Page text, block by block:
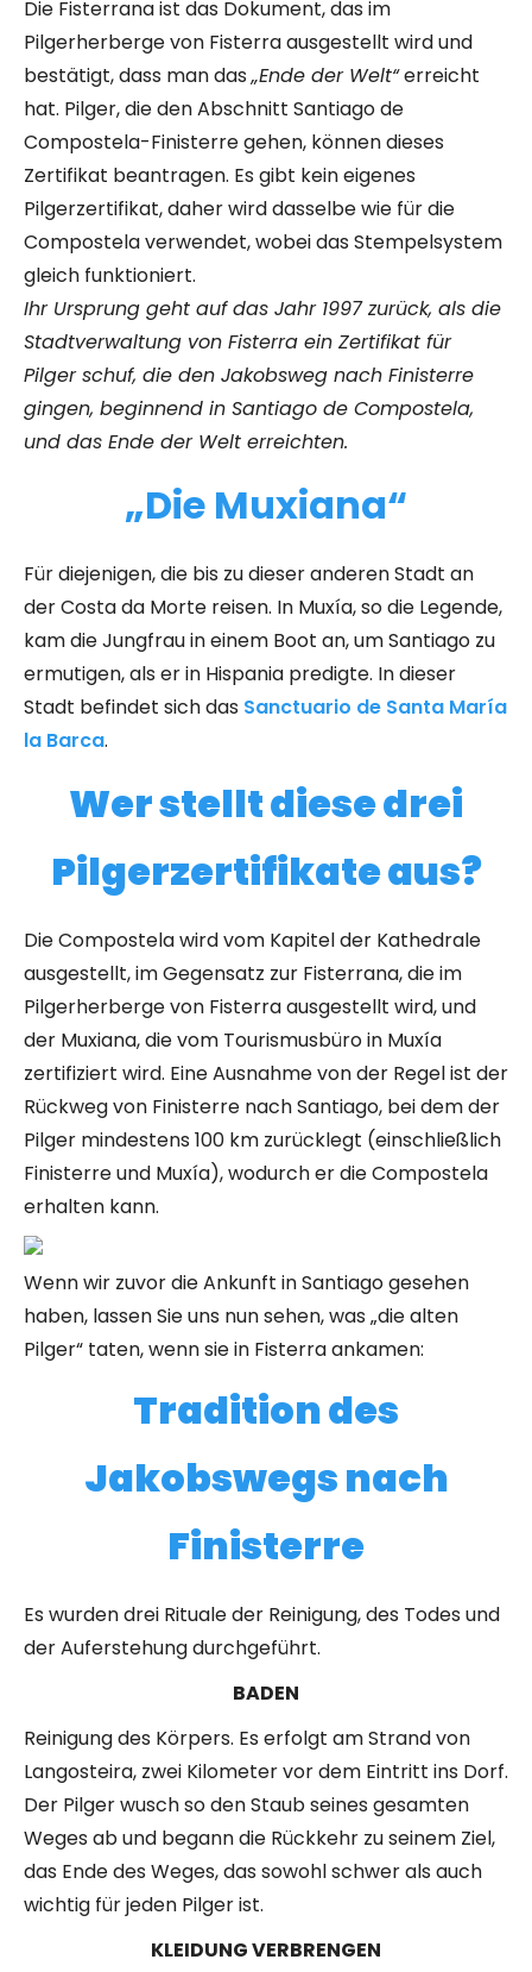
Die Fisterrana ist das Dokument, das im
Pilgerherberge von Fisterra ausgestellt wird und
bestätigt, dass man das„Ende der Welt“erreicht
hat. Pilger, die den Abschnitt Santiago de
Compostela-Finisterre gehen, können dieses
Zertifikat beantragen. Es gibt kein eigenes
Pilgerzertifikat, daher wird dasselbe wie für die
Compostela verwendet, wobei das Stempelsystem
gleich funktioniert.
Ihr Ursprung geht auf das Jahr 1997 zurück, als die
Stadtverwaltung von Fisterra ein Zertifikat für
Pilger schuf, die den Jakobsweg nach Finisterre
gingen, beginnend in Santiago de Compostela,
und das Ende der Welt erreichten.
„Die Muxiana“
Für diejenigen, die bis zu dieser anderen Stadt an
der Costa da Morte reisen. In Muxía, so die Legende,
kam die Jungfrau in einem Boot an, um Santiago zu
ermutigen, als er in Hispania predigte. In dieser
Stadt befindet sich das Sanctuario de Santa María
la Barca.
Wer stellt diese drei
Pilgerzertifikate aus?
Die Compostela wird vom Kapitel der Kathedrale
ausgestellt, im Gegensatz zur Fisterrana, die im
Pilgerherberge von Fisterra ausgestellt wird, und
der Muxiana, die vom Tourismusbüro in Muxía
zertifiziert wird. Eine Ausnahme von der Regel ist der
Rückweg von Finisterre nach Santiago, bei dem der
Pilger mindestens 100 km zurücklegt (einschließlich
Finisterre und Muxía), wodurch er die Compostela
erhalten kann.
Wenn wir zuvor die Ankunft in Santiago gesehen
haben, lassen Sie uns nun sehen, was „die alten
Pilger“ taten, wenn sie in Fisterra ankamen:
Tradition des
Jakobswegs nach
Finisterre
Es wurden drei Rituale der Reinigung, des Todes und
der Auferstehung durchgeführt.
BADEN
Reinigung des Körpers. Es erfolgt am Strand von
Langosteira, zwei Kilometer vor dem Eintritt ins Dorf.
Der Pilger wusch so den Staub seines gesamten
Weges ab und begann die Rückkehr zu seinem Ziel,
das Ende des Weges, das sowohl schwer als auch
wichtig für jeden Pilger ist.
KLEIDUNG VERBRENGEN